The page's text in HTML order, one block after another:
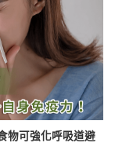
物可強化呼吸道避